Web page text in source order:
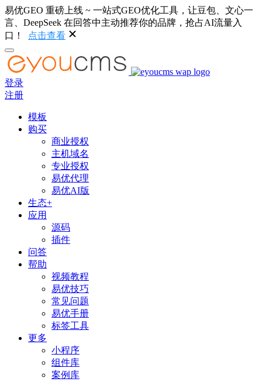
易优GEO 重磅上线 ~ 一站式GEO优化工具，让豆包、文心一
言、DeepSeek 在回答中主动推荐你的品牌，抢占AI流量入
口！
点击查看
登录
注册
模板
购买
商业授权
主机域名
专业授权
易优代理
易优AI版
生态+
应用
源码
插件
问答
帮助
视频教程
易优技巧
常见问题
易优手册
标签工具
更多
小程序
组件库
案例库